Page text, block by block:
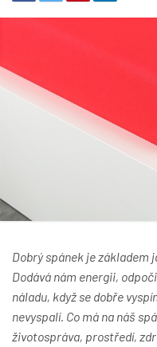
Dobrý spánek je základem
Dodává nám energii,
náladu, když se dobře
nevyspalí. Co má na náš
životospráva, prostředí,